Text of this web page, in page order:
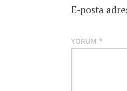
E-posta
YORUM *